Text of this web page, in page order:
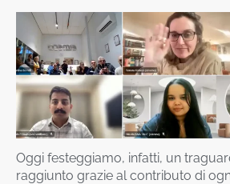
Oggi festeggiamo, infatti, un
raggiunto grazie al contributo di